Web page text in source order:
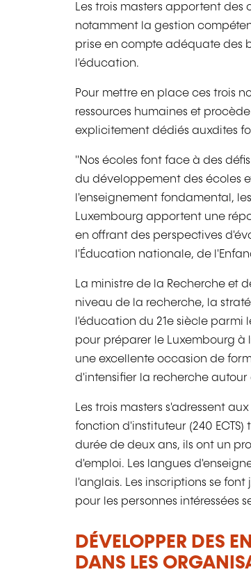
Les trois masters apportent
notamment la gestion
prise en compte adéquate des
l'éducation.
Pour mettre en place ces trois
ressources humaines et
explicitement dédiés auxdites
"Nos écoles font face à des
du développement des écoles
l'enseignement fondamental,
Luxembourg apportent une
en offrant des perspectives
l'Éducation nationale, de
La ministre de la Recherche et
niveau de la recherche, la
l'éducation du 21e siècle
pour préparer le Luxembourg à
une excellente occasion de
d'intensifier la recherche autour
Les trois masters s'adressent
fonction d'instituteur (240
durée de deux ans, ils ont un
d'emploi. Les langues
l'anglais. Les inscriptions se
pour les personnes intéressées
DÉVELOPPER DES
DANS LES